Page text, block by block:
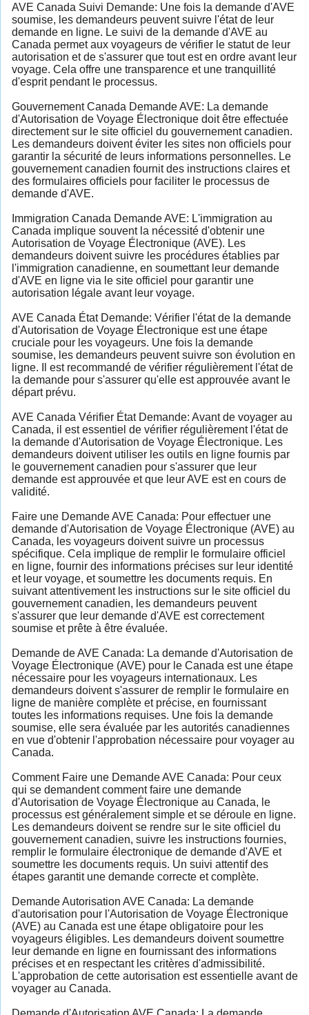
AVE Canada Suivi Demande: Une fois la demande d'AVE
soumise, les demandeurs peuvent suivre l'état de leur
demande en ligne. Le suivi de la demande d'AVE au
Canada permet aux voyageurs de vérifier le statut de leur
autorisation et de s'assurer que tout est en ordre avant leur
voyage. Cela offre une transparence et une tranquillité
d'esprit pendant le processus.
Gouvernement Canada Demande AVE: La demande
d'Autorisation de Voyage Électronique doit être effectuée
directement sur le site officiel du gouvernement canadien.
Les demandeurs doivent éviter les sites non officiels pour
garantir la sécurité de leurs informations personnelles. Le
gouvernement canadien fournit des instructions claires et
des formulaires officiels pour faciliter le processus de
demande d'AVE.
Immigration Canada Demande AVE: L'immigration au
Canada implique souvent la nécessité d'obtenir une
Autorisation de Voyage Électronique (AVE). Les
demandeurs doivent suivre les procédures établies par
l'immigration canadienne, en soumettant leur demande
d'AVE en ligne via le site officiel pour garantir une
autorisation légale avant leur voyage.
AVE Canada État Demande: Vérifier l'état de la demande
d'Autorisation de Voyage Électronique est une étape
cruciale pour les voyageurs. Une fois la demande
soumise, les demandeurs peuvent suivre son évolution en
ligne. Il est recommandé de vérifier régulièrement l'état de
la demande pour s'assurer qu'elle est approuvée avant le
départ prévu.
AVE Canada Vérifier État Demande: Avant de voyager au
Canada, il est essentiel de vérifier régulièrement l'état de
la demande d'Autorisation de Voyage Électronique. Les
demandeurs doivent utiliser les outils en ligne fournis par
le gouvernement canadien pour s'assurer que leur
demande est approuvée et que leur AVE est en cours de
validité.
Faire une Demande AVE Canada: Pour effectuer une
demande d'Autorisation de Voyage Électronique (AVE) au
Canada, les voyageurs doivent suivre un processus
spécifique. Cela implique de remplir le formulaire officiel
en ligne, fournir des informations précises sur leur identité
et leur voyage, et soumettre les documents requis. En
suivant attentivement les instructions sur le site officiel du
gouvernement canadien, les demandeurs peuvent
s'assurer que leur demande d'AVE est correctement
soumise et prête à être évaluée.
Demande de AVE Canada: La demande d'Autorisation de
Voyage Électronique (AVE) pour le Canada est une étape
nécessaire pour les voyageurs internationaux. Les
demandeurs doivent s'assurer de remplir le formulaire en
ligne de manière complète et précise, en fournissant
toutes les informations requises. Une fois la demande
soumise, elle sera évaluée par les autorités canadiennes
en vue d'obtenir l'approbation nécessaire pour voyager au
Canada.
Comment Faire une Demande AVE Canada: Pour ceux
qui se demandent comment faire une demande
d'Autorisation de Voyage Électronique au Canada, le
processus est généralement simple et se déroule en ligne.
Les demandeurs doivent se rendre sur le site officiel du
gouvernement canadien, suivre les instructions fournies,
remplir le formulaire électronique de demande d'AVE et
soumettre les documents requis. Un suivi attentif des
étapes garantit une demande correcte et complète.
Demande Autorisation AVE Canada: La demande
d'autorisation pour l'Autorisation de Voyage Électronique
(AVE) au Canada est une étape obligatoire pour les
voyageurs éligibles. Les demandeurs doivent soumettre
leur demande en ligne en fournissant des informations
précises et en respectant les critères d'admissibilité.
L'approbation de cette autorisation est essentielle avant de
voyager au Canada.